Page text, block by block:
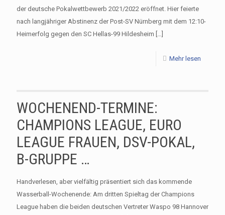
der deutsche Pokalwettbewerb 2021/2022 eröffnet. Hier feierte
nach langjähriger Abstinenz der Post-SV Nürnberg mit dem 12:10-
Heimerfolg gegen den SC Hellas-99 Hildesheim […]
Mehr lesen
WOCHENEND-TERMINE:
CHAMPIONS LEAGUE, EURO
LEAGUE FRAUEN, DSV-POKAL,
B-GRUPPE …
Handverlesen, aber vielfältig präsentiert sich das kommende
Wasserball-Wochenende: Am dritten Spieltag der Champions
League haben die beiden deutschen Vertreter Waspo 98 Hannover